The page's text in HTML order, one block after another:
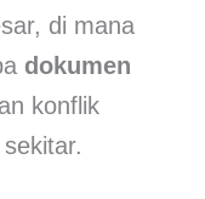
di mana
dokumen
konflik